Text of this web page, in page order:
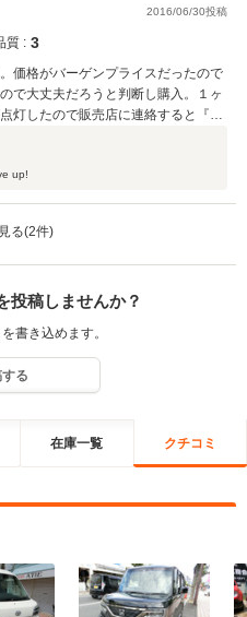
2016/06/30投稿
質 : 3
価格がバーゲンプライスだったので
で大丈夫だろうと判断し購入。１ヶ
灯したので販売店に連絡すると『あ
ね～。砂でも噛んだかな～。』フォ
が、故障個所ってテスターに繋がな
でエラーランプ消してもらいました
up!
る(2件)
投稿しませんか？
書き込めます。
る
在庫一覧 クチコミ